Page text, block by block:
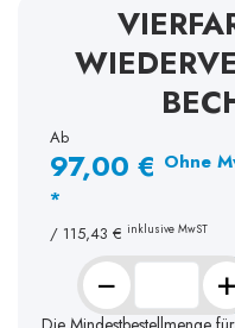
Ab
97,00 € Ohne
*
/ 115,43 € inklusive MwST
− +